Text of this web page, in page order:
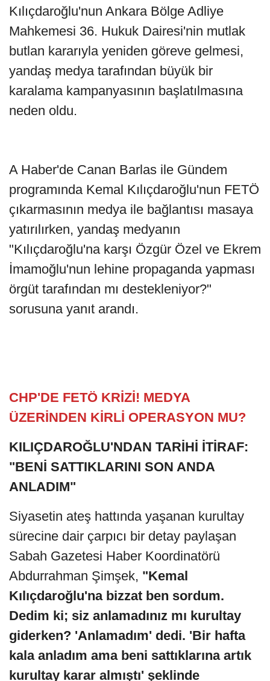
Kılıçdaroğlu'nun Ankara Bölge Adliye
Mahkemesi 36. Hukuk Dairesi'nin mutlak
butlan kararıyla yeniden göreve gelmesi,
yandaş medya tarafından büyük bir
karalama kampanyasının başlatılmasına
neden oldu.
A Haber'de Canan Barlas ile Gündem
programında Kemal Kılıçdaroğlu'nun FETÖ
çıkarmasının medya ile bağlantısı masaya
yatırılırken, yandaş medyanın
"Kılıçdaroğlu'na karşı Özgür Özel ve Ekrem
İmamoğlu'nun lehine propaganda yapması
örgüt tarafından mı destekleniyor?"
sorusuna yanıt arandı.
CHP'DE FETÖ KRİZİ! MEDYA
ÜZERİNDEN KİRLİ OPERASYON MU?
KILIÇDAROĞLU'NDAN TARİHİ İTİRAF:
"BENİ SATTIKLARINI SON ANDA
ANLADIM"
Siyasetin ateş hattında yaşanan kurultay
sürecine dair çarpıcı bir detay paylaşan
Sabah Gazetesi Haber Koordinatörü
Abdurrahman Şimşek, "Kemal
Kılıçdaroğlu'na bizzat ben sordum.
Dedim ki; siz anlamadınız mı kurultay
giderken? 'Anlamadım' dedi. 'Bir hafta
kala anladım ama beni sattıklarına artık
kurultay karar almıştı' şeklinde